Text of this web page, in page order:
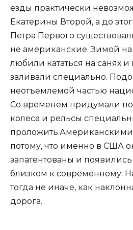
езды практически
Екатерины Второй, а до
Петра Первого
не американские. Зимой
любили кататься на санях и
заливали специально.
неотъемлемой частью
Со временем придумали
колеса и рельсы
потому, что именно в США
запатентованы и
близком к современному.
тогда не иначе, как
дорога.